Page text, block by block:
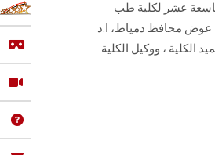
عشر لكلية طب
عوض محافظ دمياط، ا.د
الكلية ، ووكيل الكلية